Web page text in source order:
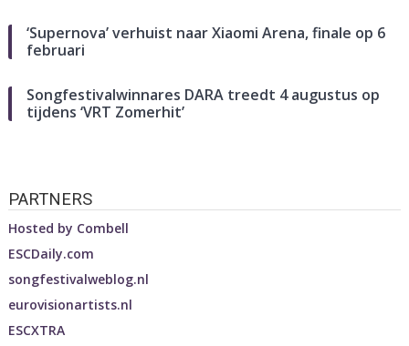
‘Supernova’ verhuist naar Xiaomi Arena, finale op 6
februari
Songfestivalwinnares DARA treedt 4 augustus op
tijdens ‘VRT Zomerhit’
PARTNERS
Hosted by Combell
ESCDaily.com
songfestivalweblog.nl
eurovisionartists.nl
ESCXTRA